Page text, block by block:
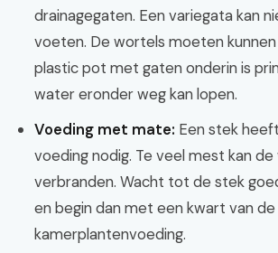
drainagegaten. Een variegata kan
voeten. De wortels moeten
plastic pot met gaten onderin is
water eronder weg kan lopen.
Voeding met mate: Een stek
voeding nodig. Te veel mest kan
verbranden. Wacht tot de stek
en begin dan met een kwart van
kamerplantenvoeding.